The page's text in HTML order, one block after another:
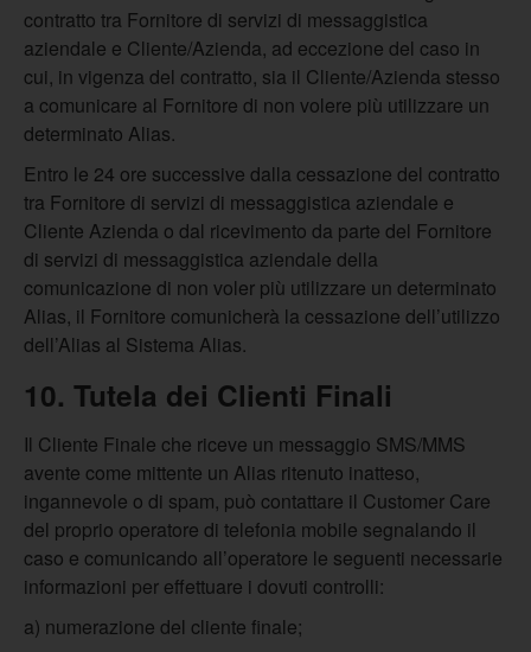
contratto tra Fornitore di servizi di messaggistica
aziendale e Cliente/Azienda, ad eccezione del caso in
cui, in vigenza del contratto, sia il Cliente/Azienda stesso
a comunicare al Fornitore di non volere più utilizzare un
determinato Alias.
Entro le 24 ore successive dalla cessazione del contratto
tra Fornitore di servizi di messaggistica aziendale e
Cliente Azienda o dal ricevimento da parte del Fornitore
di servizi di messaggistica aziendale della
comunicazione di non voler più utilizzare un determinato
Alias, il Fornitore comunicherà la cessazione dell’utilizzo
dell’Alias al Sistema Alias.
10. Tutela dei Clienti Finali
Il Cliente Finale che riceve un messaggio SMS/MMS
avente come mittente un Alias ritenuto inatteso,
ingannevole o di spam, può contattare il Customer Care
del proprio operatore di telefonia mobile segnalando il
caso e comunicando all’operatore le seguenti necessarie
informazioni per effettuare i dovuti controlli:
a) numerazione del cliente finale;